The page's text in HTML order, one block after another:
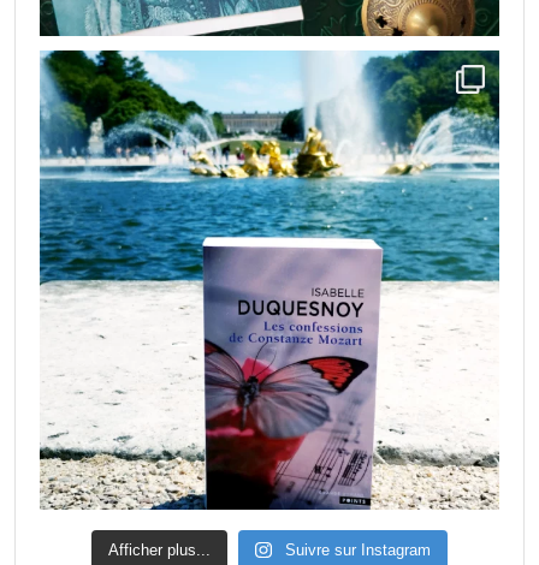
Afficher plus... Suivre sur Instagram